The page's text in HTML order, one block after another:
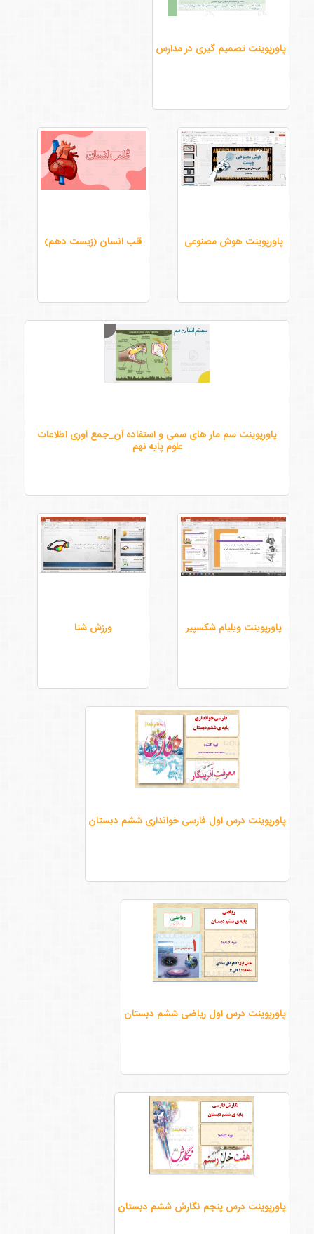
پاورپوینت تصمیم گیری در مدارس
پاورپوینت هوش مصنوعی قلب انسان (زیست دهم)
پاورپوینت سم مار های سمی و استفاده آن_جمع آوری اطلاعات
علوم پایه نهم
پاورپوینت ویلیام شکسپیر ورزش شنا
پاورپوینت درس اول فارسی خوانداری ششم دبستان
پاورپوینت درس اول ریاضی ششم دبستان
پاورپوینت درس پنجم نگارش ششم دبستان